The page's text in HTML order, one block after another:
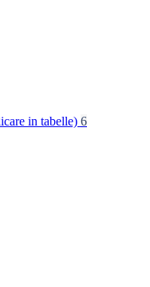
in tabelle) 6